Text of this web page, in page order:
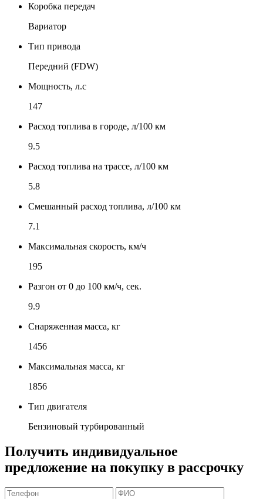
Коробка передач
Вариатор
Тип привода
Передний (FDW)
Мощность, л.с
147
Расход топлива в городе, л/100 км
9.5
Расход топлива на трассе, л/100 км
5.8
Смешанный расход топлива, л/100 км
7.1
Максимальная скорость, км/ч
195
Разгон от 0 до 100 км/ч, сек.
9.9
Снаряженная масса, кг
1456
Максимальная масса, кг
1856
Тип двигателя
Бензиновый турбированный
Получить индивидуальное
предложение на покупку в рассрочку